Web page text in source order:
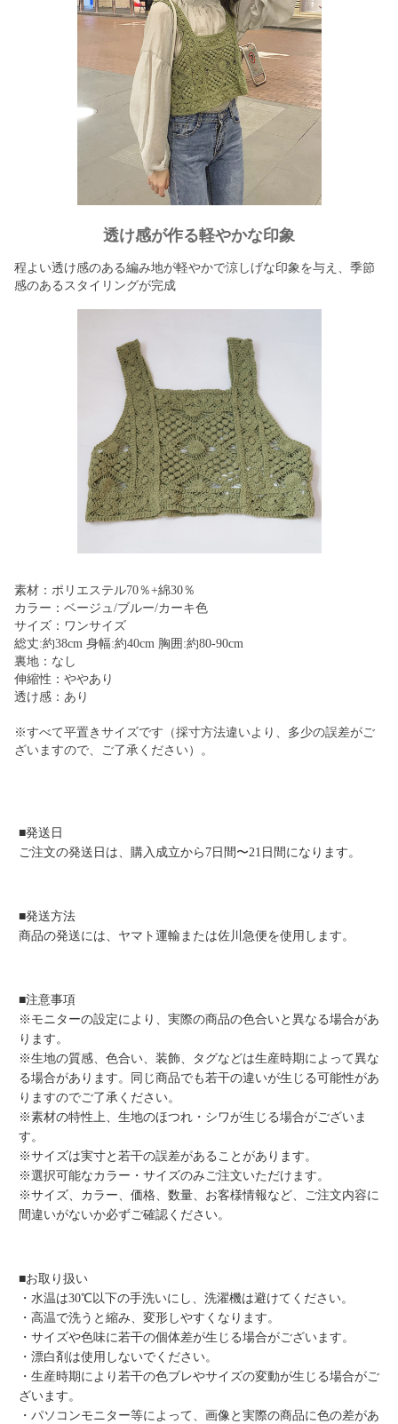
透け感が作る軽やかな印象
程よい透け感のある編み地が軽やかで涼しげな印象を与え、季節
感のあるスタイリングが完成
素材：ポリエステル70％+綿30％
カラー：ベージュ/ブルー/カーキ色
サイズ：ワンサイズ
総丈:約38cm 身幅:約40cm 胸囲:約80-90cm
裏地：なし
伸縮性：ややあり
透け感：あり
※すべて平置きサイズです（採寸方法違いより、多少の誤差がご
ざいますので、ご了承ください）。
■発送日
ご注文の発送日は、購入成立から7日間〜21日間になります。
■発送方法
商品の発送には、ヤマト運輸または佐川急便を使用します。
■注意事項
※モニターの設定により、実際の商品の色合いと異なる場合があ
ります。
※生地の質感、色合い、装飾、タグなどは生産時期によって異な
る場合があります。同じ商品でも若干の違いが生じる可能性があ
りますのでご了承ください。
※素材の特性上、生地のほつれ・シワが生じる場合がございま
す。
※サイズは実寸と若干の誤差があることがあります。
※選択可能なカラー・サイズのみご注文いただけます。
※サイズ、カラー、価格、数量、お客様情報など、ご注文内容に
間違いがないか必ずご確認ください。
■お取り扱い
・水温は30℃以下の手洗いにし、洗濯機は避けてください。
・高温で洗うと縮み、変形しやすくなります。
・サイズや色味に若干の個体差が生じる場合がございます。
・漂白剤は使用しないでください。
・生産時期により若干の色ブレやサイズの変動が生じる場合がご
ざいます。
・パソコンモニター等によって、画像と実際の商品に色の差があ